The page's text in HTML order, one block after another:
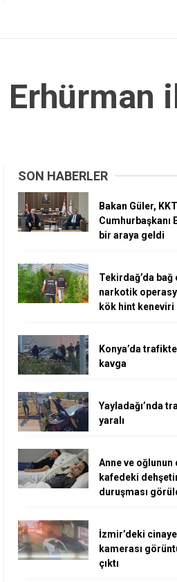
Erhürman
SON HABERLER
Bakan Güler,
Cumhurbaşkanı
bir araya geldi
Tekirdağ’da bağ
narkotik
kök hint
Konya’da
kavga
Yayladağı’nda
yaralı
Anne ve
kafedeki
duruşması
İzmir’deki
kamerası
çıktı